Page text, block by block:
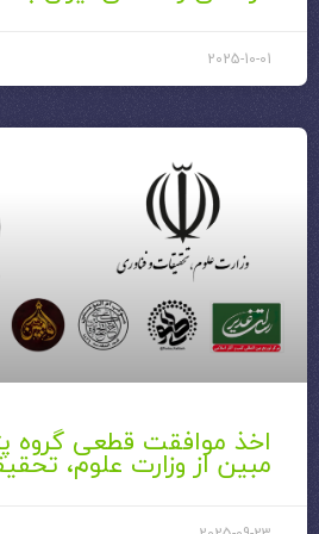
2025-10-01
اخذ موافقت قطعی گروه
مبین از وزارت علوم،